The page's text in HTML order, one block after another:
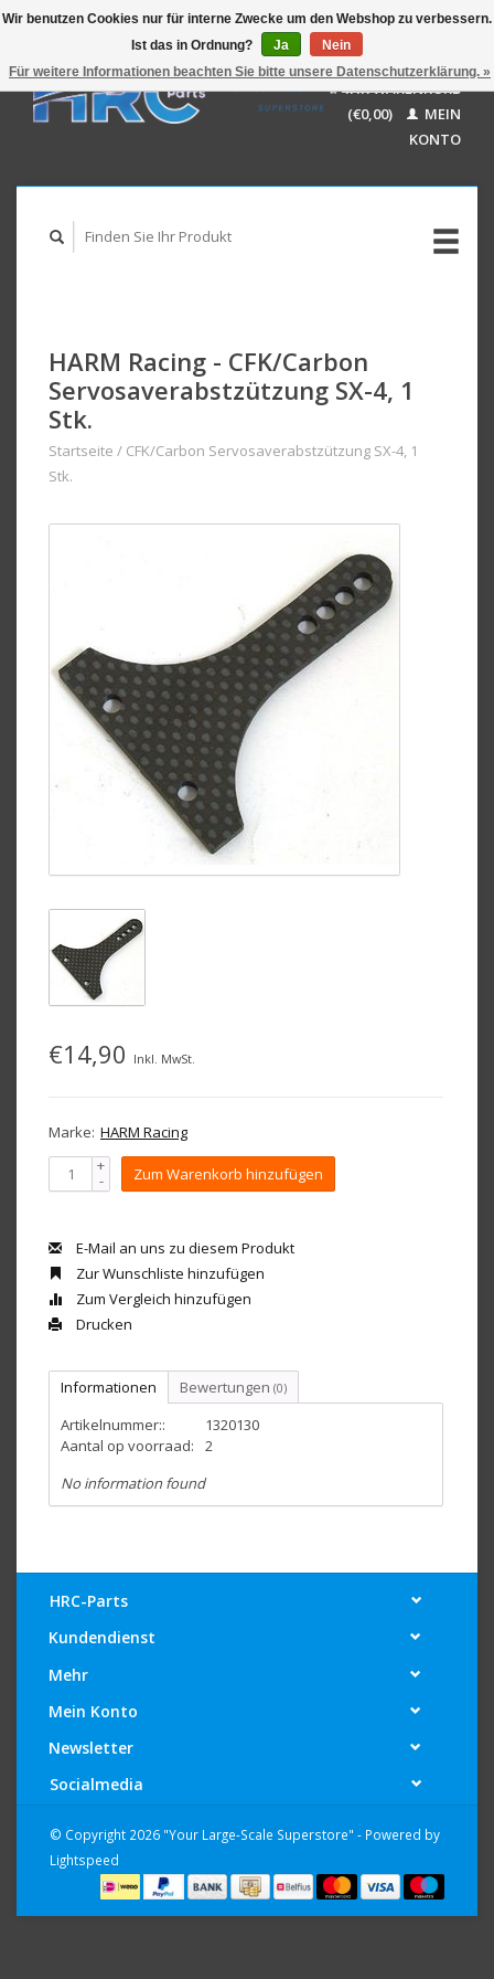
GBP
USD
AUD
Deutsch
English
IHR WARENKORB
(€0,00)
MEIN
KONTO
HARM Racing - CFK/Carbon
Servosaverabstzützung SX-4, 1
Stk.
Startseite / CFK/Carbon Servosaverabstzützung SX-4, 1
Stk.
€14,90 Inkl. MwSt.
Marke: HARM Racing
+
- Zum Warenkorb hinzufügen
E-Mail an uns zu diesem Produkt
Zur Wunschliste hinzufügen
Zum Vergleich hinzufügen
Drucken
Informationen Bewertungen (0)
Artikelnummer::
1320130
Aantal op voorraad:
2
No information found
HRC-Parts
Kundendienst
Mehr
Mein Konto
Newsletter
Socialmedia
© Copyright 2026 "Your Large-Scale Superstore" - Powered by
Lightspeed
Wir benutzen Cookies nur für interne Zwecke um den Webshop zu verbessern.
Ist das in Ordnung?
Ja
Nein
Für weitere Informationen beachten Sie bitte unsere Datenschutzerklärung. »